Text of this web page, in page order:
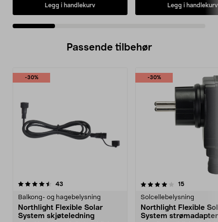
Legg i handlekurv Legg i handlekurv
Passende tilbehør
-30%
43
Balkong- og hagebelysning
Northlight Flexible Solar
System skjøteledning
-30%
4.0av 5 stjerner 15anmeldelser
Solcellebelysning
Northlight Flexible
System
4.5av 5 stjerner